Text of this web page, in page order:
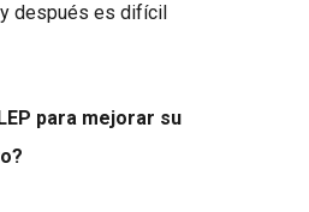
después es difícil
para mejorar su